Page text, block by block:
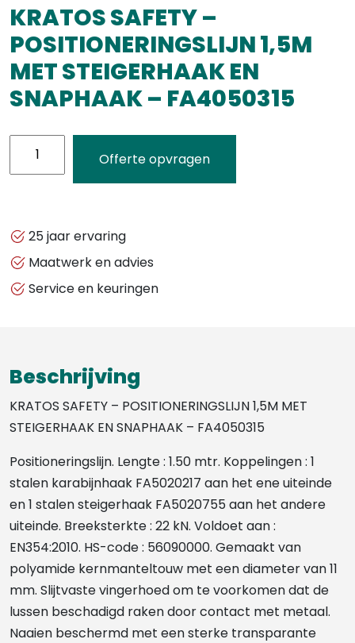
KRATOS SAFETY –
POSITIONERINGSLIJN 1,5M
MET STEIGERHAAK EN
SNAPHAAK – FA4050315
KRATOS
1,5M
MET
STEIGERHAAK
EN
aantal
Offerte opvragen
25 jaar ervaring
Maatwerk en advies
Service en keuringen
Beschrijving
KRATOS SAFETY – POSITIONERINGSLIJN 1,5M MET
STEIGERHAAK EN SNAPHAAK – FA4050315
Positioneringslijn. Lengte : 1.50 mtr. Koppelingen : 1
stalen karabijnhaak FA5020217 aan het ene uiteinde
en 1 stalen steigerhaak FA5020755 aan het andere
uiteinde. Breeksterkte : 22 kN. Voldoet aan :
EN354:2010. HS-code : 56090000. Gemaakt van
polyamide kernmanteltouw met een diameter van 11
mm. Slijtvaste vingerhoed om te voorkomen dat de
lussen beschadigd raken door contact met metaal.
Naaien beschermd met een sterke transparante